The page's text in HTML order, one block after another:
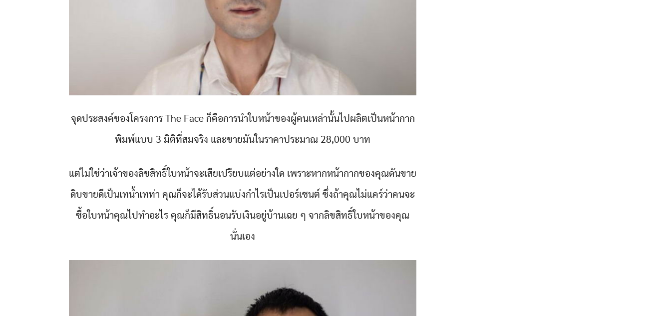
จุดประสงค์ของโครงการ The Face ก็คือการนำใบหน้าของผู้คนเหล่านั้นไปผลิตเป็นหน้ากาก
พิมพ์แบบ 3 มิติที่สมจริง และขายมันในราคาประมาณ 28,000 บาท
แต่ไม่ใช่ว่าเจ้าของลิขสิทธิ์ใบหน้าจะเสียเปรียบแต่อย่างใด เพราะหากหน้ากากของคุณดันขาย
ดิบขายดีเป็นเทน้ำเทท่า คุณก็จะได้รับส่วนแบ่งกำไรเป็นเปอร์เซนต์ ซึ่งถ้าคุณไม่แคร์ว่าคนจะ
ซื้อใบหน้าคุณไปทำอะไร คุณก็มีสิทธิ์นอนรับเงินอยู่บ้านเฉย ๆ จากลิขสิทธิ์ใบหน้าของคุณ
นั่นเอง